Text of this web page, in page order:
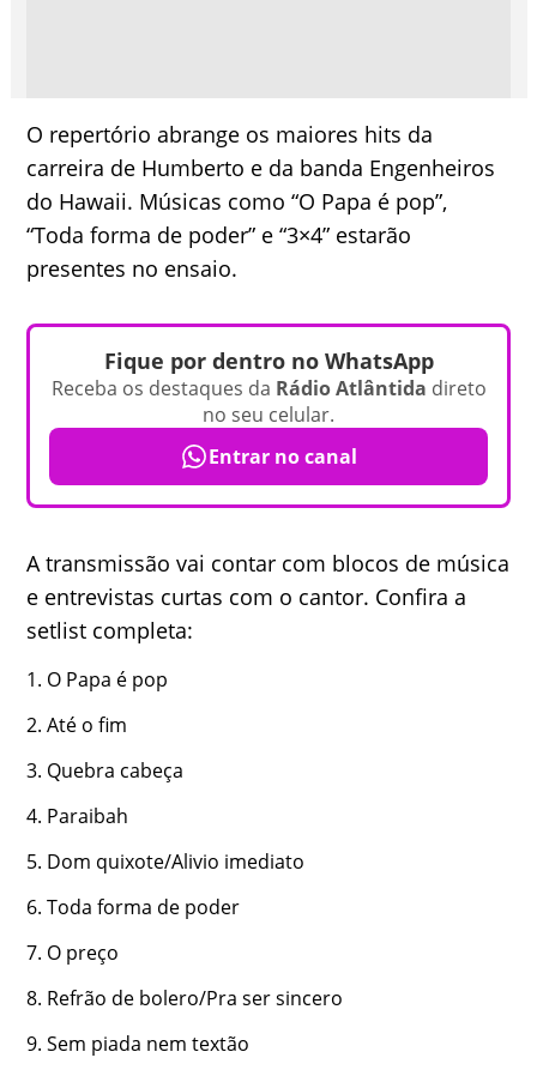
O repertório abrange os maiores hits da
carreira de Humberto e da banda Engenheiros
do Hawaii. Músicas como “O Papa é pop”,
“Toda forma de poder” e “3×4” estarão
presentes no ensaio.
Fique por dentro no WhatsApp
Receba os destaques da Rádio Atlântida direto
no seu celular.
Entrar no canal
A transmissão vai contar com blocos de música
e entrevistas curtas com o cantor. Confira a
setlist completa:
O Papa é pop
Até o fim
Quebra cabeça
Paraibah
Dom quixote/Alivio imediato
Toda forma de poder
O preço
Refrão de bolero/Pra ser sincero
Sem piada nem textão